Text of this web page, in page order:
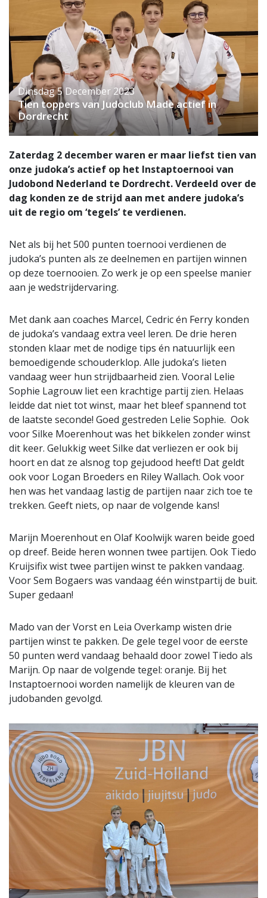
Dinsdag 5 December 2023
Tien toppers van Judoclub Made actief in
Dordrecht
Zaterdag 2 december waren er maar liefst tien van
onze judoka’s actief op het Instaptoernooi van
Judobond Nederland te Dordrecht. Verdeeld over de
dag konden ze de strijd aan met andere judoka’s
uit de regio om ‘tegels’ te verdienen.
Net als bij het 500 punten toernooi verdienen de
judoka’s punten als ze deelnemen en partijen winnen
op deze toernooien. Zo werk je op een speelse manier
aan je wedstrijdervaring.
Met dank aan coaches Marcel, Cedric én Ferry konden
de judoka’s vandaag extra veel leren. De drie heren
stonden klaar met de nodige tips én natuurlijk een
bemoedigende schouderklop. Alle judoka’s lieten
vandaag weer hun strijdbaarheid zien. Vooral Lelie
Sophie Lagrouw liet een krachtige partij zien. Helaas
leidde dat niet tot winst, maar het bleef spannend tot
de laatste seconde! Goed gestreden Lelie Sophie. Ook
voor Silke Moerenhout was het bikkelen zonder winst
dit keer. Gelukkig weet Silke dat verliezen er ook bij
hoort en dat ze alsnog top gejudood heeft! Dat geldt
ook voor Logan Broeders en Riley Wallach. Ook voor
hen was het vandaag lastig de partijen naar zich toe te
trekken. Geeft niets, op naar de volgende kans!
Marijn Moerenhout en Olaf Koolwijk waren beide goed
op dreef. Beide heren wonnen twee partijen. Ook Tiedo
Kruijsifix wist twee partijen winst te pakken vandaag.
Voor Sem Bogaers was vandaag één winstpartij de buit.
Super gedaan!
Mado van der Vorst en Leia Overkamp wisten drie
partijen winst te pakken. De gele tegel voor de eerste
50 punten werd vandaag behaald door zowel Tiedo als
Marijn. Op naar de volgende tegel: oranje. Bij het
Instaptoernooi worden namelijk de kleuren van de
judobanden gevolgd.